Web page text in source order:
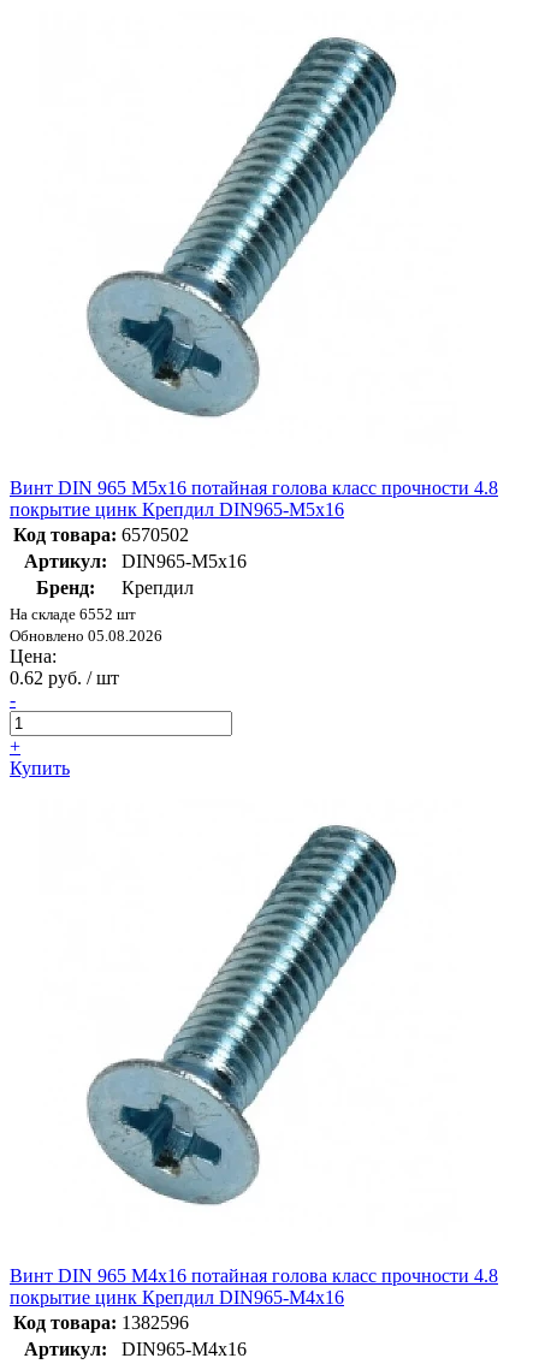
Винт DIN 965 М5х16 потайная голова класс прочности 4.8
покрытие цинк Крепдил DIN965-М5х16
Код товара: 6570502
Артикул:
DIN965-М5х16
Бренд:
Крепдил
На складе 6552 шт
Обновлено 05.08.2026
Цена:
0.62 руб. / шт
-
+
Купить
Винт DIN 965 М4х16 потайная голова класс прочности 4.8
покрытие цинк Крепдил DIN965-М4х16
Код товара: 1382596
Артикул:
DIN965-М4х16